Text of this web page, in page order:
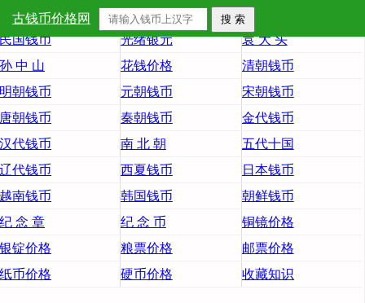
古钱币价格网
首 页 大清铜币
大清银币
民国钱币
光绪银元
袁 大 头
孙 中 山
花钱价格
清朝钱币
明朝钱币
元朝钱币
宋朝钱币
唐朝钱币
秦朝钱币
金代钱币
汉代钱币
南 北 朝
五代十国
辽代钱币
西夏钱币
日本钱币
越南钱币
韩国钱币
朝鲜钱币
纪 念 章
纪 念 币
铜镜价格
银锭价格
粮票价格
邮票价格
纸币价格
硬币价格 收藏知识